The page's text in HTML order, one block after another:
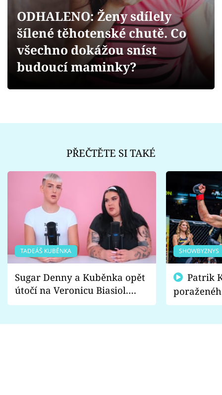
Videa
Sledujte prima+
ODHALENO: Ženy sdílely
šílené těhotenské chutě. Co
všechno dokážou sníst
budoucí maminky?
PŘEČTĚTE SI TAKÉ
TADEÁŠ KUBĚNKA
Sugar Denny a Kuběnka opět
útočí na Veronicu Biasiol.
Proč je podle nich falešná a
SHOWBYZNYS
fanoušci